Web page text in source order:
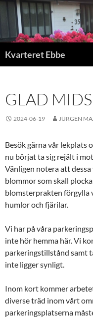
Hoppa
till
innehåll
Kvarteret Ebbe
GLAD
2024-06-19 JÜRGEN
Besök gärna vår lekplats
nu börjat ta sig rejält i
Vänligen notera att
blommor som skall
blomsterprakten förgylla
humlor och fjärilar.
Vi har på våra
inte hör hemma här. Vi
parkeringstillstånd samt
inte ligger synligt.
Inom kort kommer
diverse träd inom vårt
parkeringsplatserna